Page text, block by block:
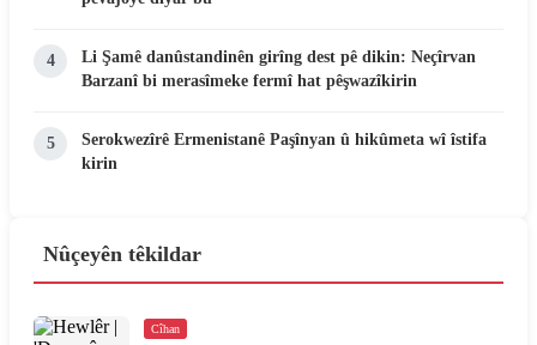
4
Li Şamê danûstandinên girîng dest pê dikin: Neçîrvan
Barzanî bi merasîmeke fermî hat pêşwazîkirin
5
Serokwezîrê Ermenistanê Paşînyan û hikûmeta wî îstifa
kirin
Nûçeyên têkildar
Cîhan